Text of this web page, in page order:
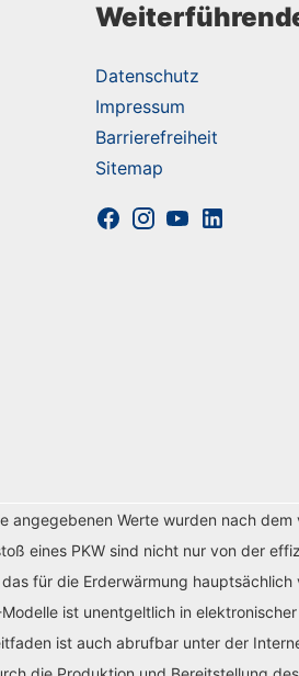
Datenschutz
Impressum
Barrierefreiheit
Sitemap
Werte wurden nach dem
eines PKW sind nicht nur von der
für die Erderwärmung
ist unentgeltlich in
ist auch abrufbar unter der